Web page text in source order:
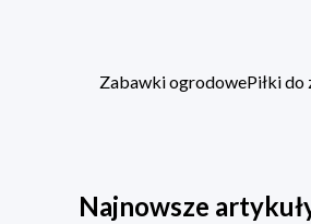
Zabawki ogrodowePiłki do
Najnowsze